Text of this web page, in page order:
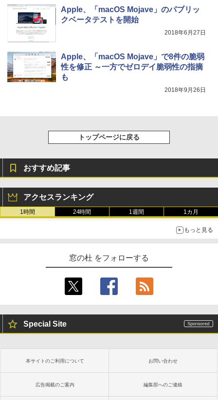
整、色調調節ライト、プレミアムペン付
き、グラファイト
Apple、「macOS Mojave」のパブリッ
クベータテストを開始
2018年6月27日
Apple、「macOS Mojave」で8件の脆弱
性を修正 ～一方でゼロデイ脆弱性の指摘
も
2018年9月26日
トップページに戻る
おすすめ記事
アクセスランキング
1時間 24時間 1週間 1カ月
もっと見る
窓の杜 をフォローする
Special Site
本サイトのご利用について お問い合わせ
広告掲載のご案内 編集部へのご連絡